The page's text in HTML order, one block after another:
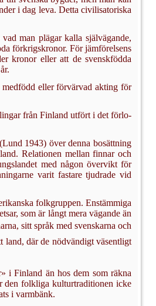
i dag leva. Detta civilisatoriska
man plägar kalla självägande,
förkrigskronor. För jämförelsens
kronor eller att de svenskfödda
medfödd eller förvärvad akting för
från Finland utfört i det förlo­
1943) över denna bosättning
Relationen mellan finnar och
med någon övervikt för
varit fastare tjudrade vid
folkgruppen. Enstämmiga
som är långt mera vägande än
sitt språk med svenskarna och
land, där de nödvändigt väsentligt
i Finland än hos dem som räkna
den folkliga kulturtraditionen icke
i varmbänk.